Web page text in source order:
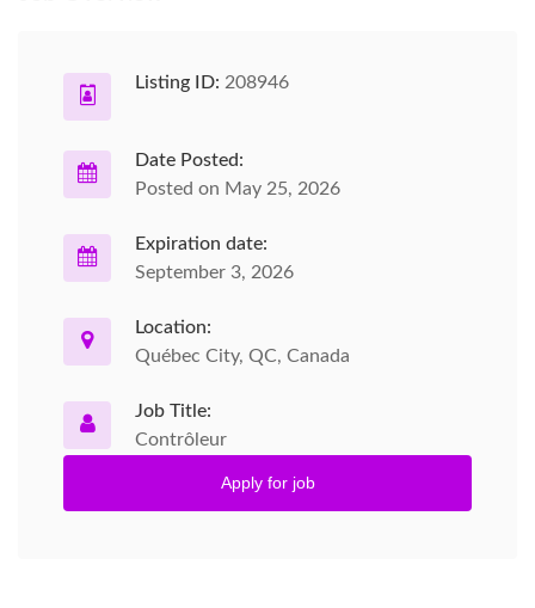
Listing ID: 208946
Date Posted:
Posted on May 25, 2026
Expiration date:
September 3, 2026
Location:
Québec City, QC, Canada
Job Title:
Contrôleur
Apply for job